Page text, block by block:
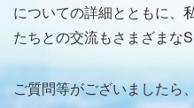
についての詳細とともに、
たちとの交流もさまざまな
ご質問等がございましたら